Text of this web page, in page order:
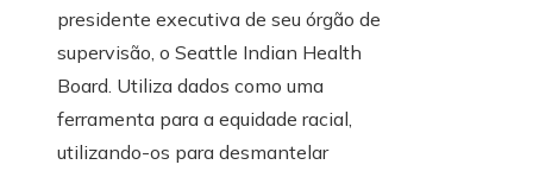
presidente executiva de seu órgão de
supervisão, o Seattle Indian Health
Board. Utiliza dados como uma
ferramenta para a equidade racial,
utilizando-os para desmantelar